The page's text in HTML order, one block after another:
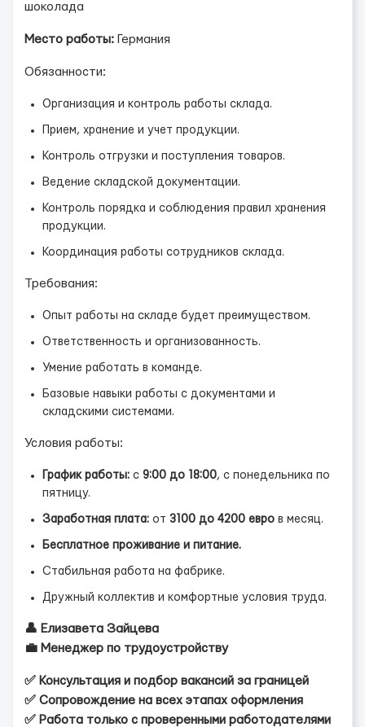
шоколада
Место работы: Германия
Обязанности:
Организация и контроль работы склада.
Прием, хранение и учет продукции.
Контроль отгрузки и поступления товаров.
Ведение складской документации.
Контроль порядка и соблюдения правил хранения
продукции.
Координация работы сотрудников склада.
Требования:
Опыт работы на складе будет преимуществом.
Ответственность и организованность.
Умение работать в команде.
Базовые навыки работы с документами и
складскими системами.
Условия работы:
График работы: с 9:00 до 18:00, с понедельника по
пятницу.
Заработная плата: от 3100 до 4200 евро в месяц.
Бесплатное проживание и питание.
Стабильная работа на фабрике.
Дружный коллектив и комфортные условия труда.
👤 Елизавета Зайцева
💼 Менеджер по трудоустройству
✅ Консультация и подбор вакансий за границей
✅ Сопровождение на всех этапах оформления
✅ Работа только с проверенными работодателями